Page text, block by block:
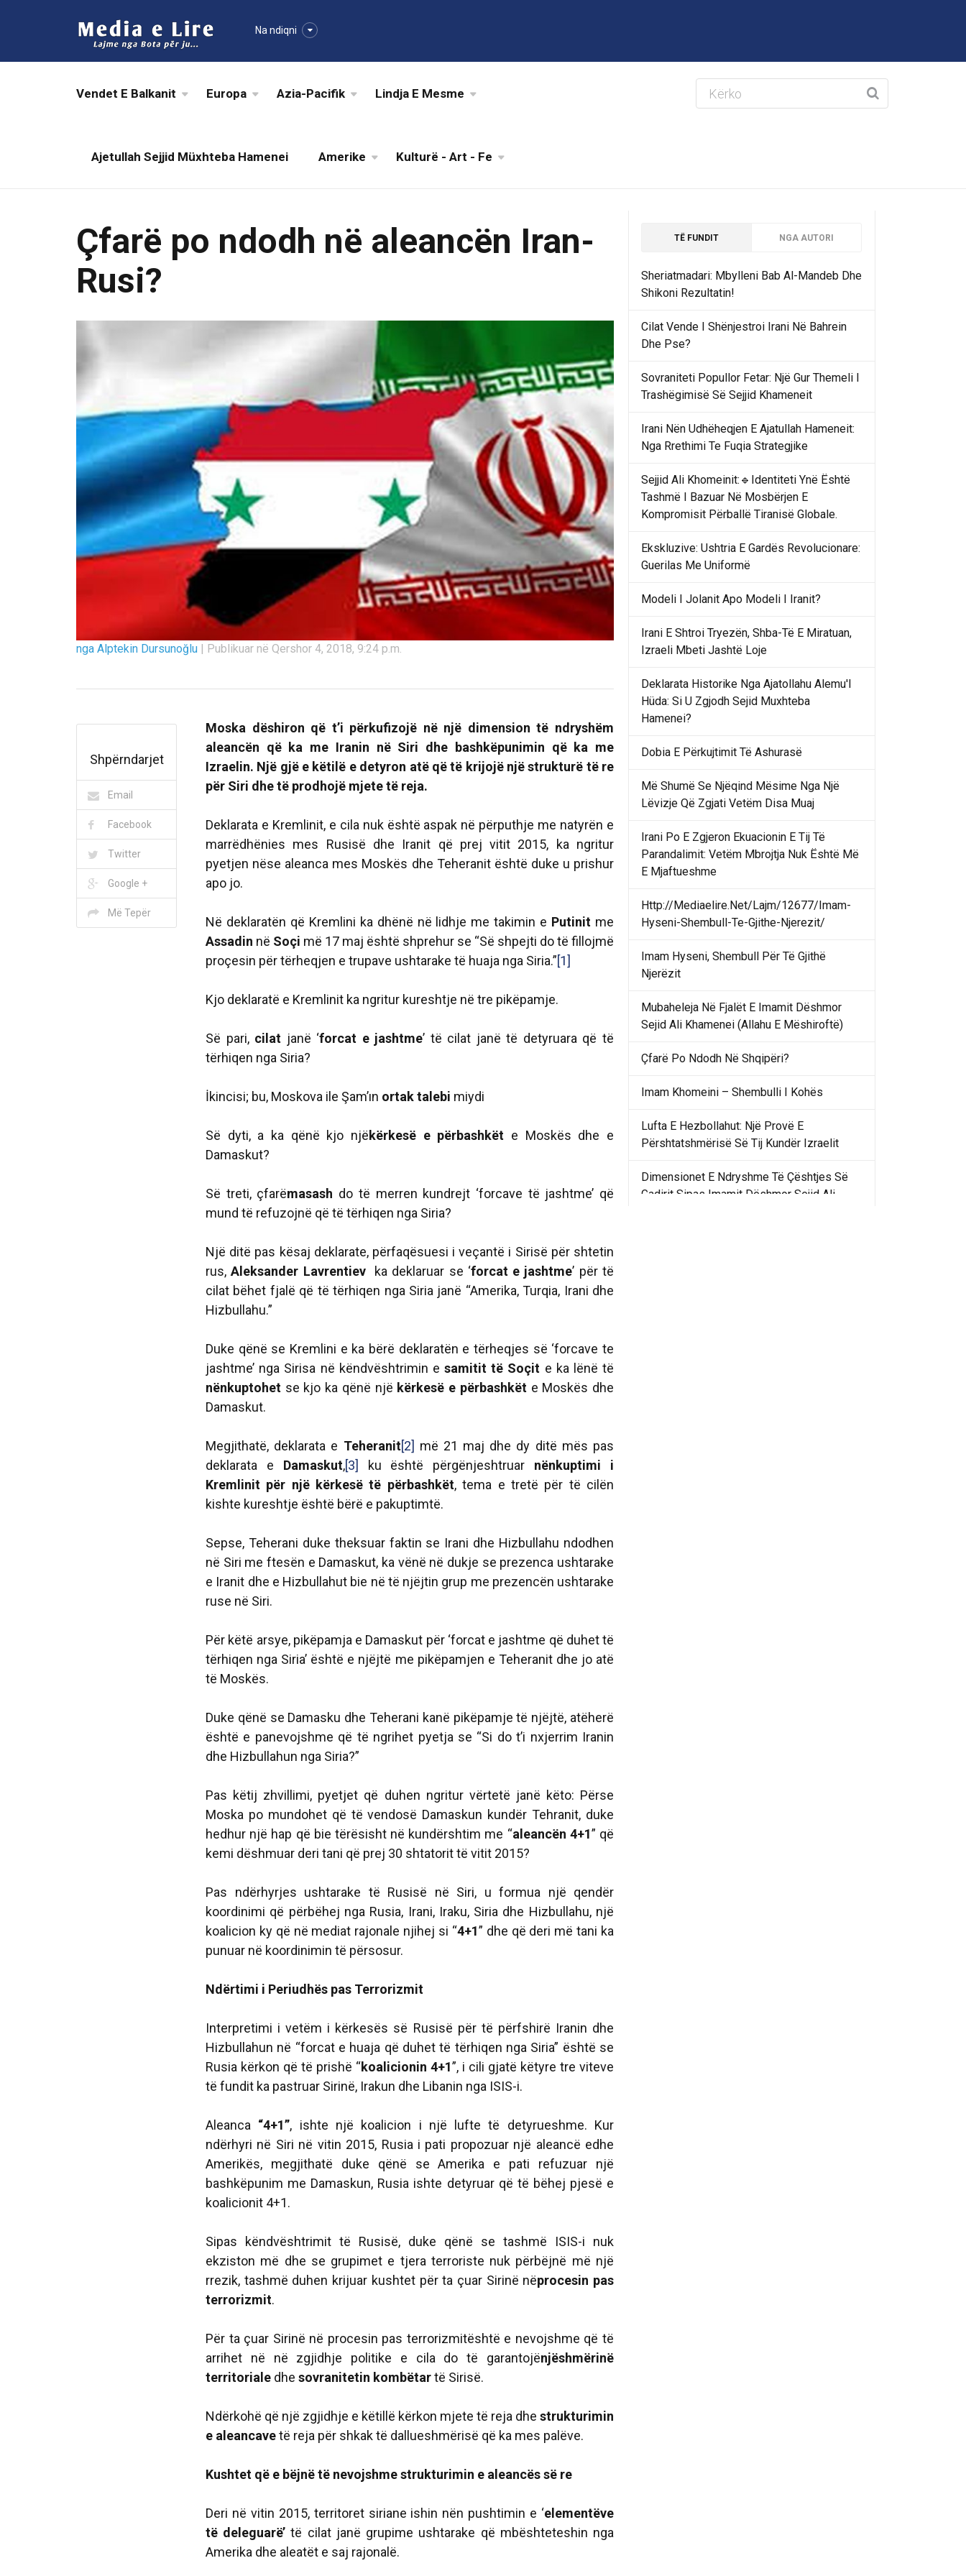
Na ndiqni
Vendet E Balkanit Europa Azia-Pacifik Lindja E Mesme
Ajetullah Sejjid Müxhteba Hamenei Amerike Kulturë - Art - Fe
Çfarë po ndodh në aleancën Iran-
Rusi?
nga Alptekin Dursunoğlu | Publikuar në Qershor 4, 2018, 9:24 p.m.
Shpërndarjet
Email
Facebook
Twitter
Google +
Më Tepër
Moska dëshiron që t’i përkufizojë në një dimension të ndryshëm
aleancën që ka me Iranin në Siri dhe bashkëpunimin që ka me
Izraelin. Një gjë e këtilë e detyron atë që të krijojë një strukturë të re
për Siri dhe të prodhojë mjete të reja.
Deklarata e Kremlinit, e cila nuk është aspak në përputhje me natyrën e
marrëdhënies mes Rusisë dhe Iranit që prej vitit 2015, ka ngritur
pyetjen nëse aleanca mes Moskës dhe Teheranit është duke u prishur
apo jo.
Në deklaratën që Kremlini ka dhënë në lidhje me takimin e Putinit me
Assadin në Soçi më 17 maj është shprehur se “Së shpejti do të fillojmë
proçesin për tërheqjen e trupave ushtarake të huaja nga Siria.”[1]
Kjo deklaratë e Kremlinit ka ngritur kureshtje në tre pikëpamje.
Së pari, cilat janë ‘forcat e jashtme’ të cilat janë të detyruara që të
tërhiqen nga Siria?
İkincisi; bu, Moskova ile Şam’ın ortak talebi miydi
Së dyti, a ka qënë kjo njëkërkesë e përbashkët e Moskës dhe e
Damaskut?
Së treti, çfarëmasash do të merren kundrejt ‘forcave të jashtme’ që
mund të refuzojnë që të tërhiqen nga Siria?
Një ditë pas kësaj deklarate, përfaqësuesi i veçantë i Sirisë për shtetin
rus,Aleksander Lavrentievka deklaruar se ‘forcat e jashtme’ për të
cilat bëhet fjalë që të tërhiqen nga Siria janë “Amerika, Turqia, Irani dhe
Hizbullahu.”
Duke qënë se Kremlini e ka bërë deklaratën e tërheqjes së ‘forcave te
jashtme’ nga Sirisa në këndvështrimin e samitit të Soçit e ka lënë të
nënkuptohet se kjo ka qënë një kërkesë e përbashkëte Moskës dhe
Damaskut.
Megjithatë, deklarata e Teheranit[2] më 21 maj dhe dy ditë mës pas
deklarata e Damaskut,[3] ku është përgënjeshtruar nënkuptimi i
Kremlinit për një kërkesë të përbashkët, tema e tretë për të cilën
kishte kureshtje është bërë e pakuptimtë.
Sepse, Teherani duke theksuar faktin se Irani dhe Hizbullahu ndodhen
në Siri me ftesën e Damaskut, ka vënë në dukje se prezenca ushtarake
e Iranit dhe e Hizbullahut bie në të njëjtin grup me prezencën ushtarake
ruse në Siri.
Për këtë arsye, pikëpamja e Damaskut për ‘forcat e jashtme që duhet të
tërhiqen nga Siria’ është e njëjtë me pikëpamjen e Teheranit dhe jo atë
të Moskës.
Duke qënë se Damasku dhe Teherani kanë pikëpamje të njëjtë, atëherë
është e panevojshme që të ngrihet pyetja se “Si do t’i nxjerrim Iranin
dhe Hizbullahun nga Siria?”
Pas këtij zhvillimi, pyetjet që duhen ngritur vërtetë janë këto: Përse
Moska po mundohet që të vendosë Damaskun kundër Tehranit, duke
hedhur një hap që bie tërësisht në kundërshtim me “aleancën 4+1” që
kemi dëshmuar deri tani që prej 30 shtatorit të vitit 2015?
Pas ndërhyrjes ushtarake të Rusisë në Siri, u formua një qendër
koordinimi që përbëhej nga Rusia, Irani, Iraku, Siria dhe Hizbullahu, një
koalicion ky që në mediat rajonale njihej si “4+1” dhe që deri më tani ka
punuar në koordinimin të përsosur.
Ndërtimi i Periudhës pas Terrorizmit
Interpretimi i vetëm i kërkesës së Rusisë për të përfshirë Iranin dhe
Hizbullahun në “forcat e huaja që duhet të tërhiqen nga Siria” është se
Rusia kërkon që të prishë “koalicionin 4+1”, i cili gjatë këtyre tre viteve
të fundit ka pastruar Sirinë, Irakun dhe Libanin nga ISIS-i.
Aleanca “4+1”, ishte një koalicion i një lufte të detyrueshme. Kur
ndërhyri në Siri në vitin 2015, Rusia i pati propozuar një aleancë edhe
Amerikës, megjithatë duke qënë se Amerika e pati refuzuar një
bashkëpunim me Damaskun, Rusia ishte detyruar që të bëhej pjesë e
koalicionit 4+1.
Sipas këndvështrimit të Rusisë, duke qënë se tashmë ISIS-i nuk
ekziston më dhe se grupimet e tjera terroriste nuk përbëjnë më një
rrezik, tashmë duhen krijuar kushtet për ta çuar Sirinë nëprocesin pas
terrorizmit.
Për ta çuar Sirinë në procesin pas terrorizmitështë e nevojshme që të
arrihet në në zgjidhje politike e cila do të garantojënjëshmërinë
territoriale dhe sovranitetin kombëtartë Sirisë.
Ndërkohë që një zgjidhje e këtillë kërkon mjete të reja dhe strukturimin
e aleancavetë reja për shkak të dallueshmërisë që ka mes palëve.
Kushtet që e bëjnë të nevojshme strukturimin e aleancës së re
Deri në vitin 2015, territoret siriane ishin nën pushtimin e ‘elementëve
të deleguarë’ të cilat janë grupime ushtarake që mbështeteshin nga
Amerika dhe aleatët e saj rajonalë.
TË FUNDIT NGA AUTORI
Sheriatmadari: Mbylleni Bab Al-Mandeb Dhe
Shikoni Rezultatin!
Cilat Vende I Shënjestroi Irani Në Bahrein
Dhe Pse?
Sovraniteti Popullor Fetar: Një Gur Themeli I
Trashëgimisë Së Sejjid Khameneit
Irani Nën Udhëheqjen E Ajatullah Hameneit:
Nga Rrethimi Te Fuqia Strategjike
Sejjid Ali Khomeinit:🔹Identiteti Ynë Është
Tashmë I Bazuar Në Mosbërjen E
Kompromisit Përballë Tiranisë Globale.
Ekskluzive: Ushtria E Gardës Revolucionare:
Guerilas Me Uniformë
Modeli I Jolanit Apo Modeli I Iranit?
Irani E Shtroi Tryezën, Shba-Të E Miratuan,
Izraeli Mbeti Jashtë Loje
Deklarata Historike Nga Ajatollahu Alemu'l
Hüda: Si U Zgjodh Sejid Muxhteba
Hamenei?
Dobia E Përkujtimit Të Ashurasë
Më Shumë Se Njëqind Mësime Nga Një
Lëvizje Që Zgjati Vetëm Disa Muaj
Irani Po E Zgjeron Ekuacionin E Tij Të
Parandalimit: Vetëm Mbrojtja Nuk Është Më
E Mjaftueshme
Http://Mediaelire.Net/Lajm/12677/Imam-
Hyseni-Shembull-Te-Gjithe-Njerezit/
Imam Hyseni, Shembull Për Të Gjithë
Njerëzit
Mubaheleja Në Fjalët E Imamit Dëshmor
Sejid Ali Khamenei (Allahu E Mëshiroftë)
Çfarë Po Ndodh Në Shqipëri?
Imam Khomeini – Shembulli I Kohës
Lufta E Hezbollahut: Një Provë E
Përshtatshmërisë Së Tij Kundër Izraelit
Dimensionet E Ndryshme Të Çështjes Së
Gadirit Sipas Imamit Dëshmor Sejid Ali